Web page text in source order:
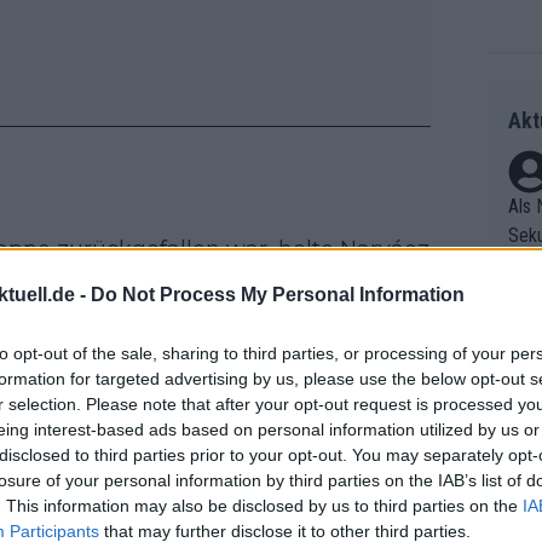
- Do Not Process My Personal Information
opt-out of the sale, sharing to third parties, or processing of your
for targeted advertising by us, please use the below opt-out
selection. Please note that after your opt-out request is processed
interest-based ads based on personal information utilized by us
to third parties prior to your opt-out. You may separately
of your personal information by third parties on the IAB’s list of
This information may also be disclosed by us to third parties on the
Participants that may further disclose it to other third parties.
zurückgefallen war, holte Narváez
und übernahm die Führung in der
12 vor Magnier, während die
als Schlüsselfaktor im Kampf um
sagte Narváez im Gespräch
haben Punkte geholt, wir haben das
Als
er
rifft
Die
as
ür
ss
as
et.